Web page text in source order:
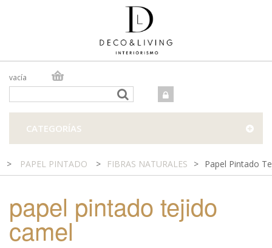
vacía
TIENDA FÍSICA
CATEGORÍAS
> PAPEL PINTADO > FIBRAS NATURALES > Papel Pintado
papel pintado tejido
camel